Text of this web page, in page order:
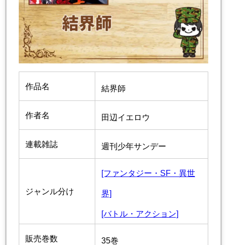
作品名 結界師
作者名 田辺イエロウ
連載雑誌 週刊少年サンデー
ジャンル分け
[ファンタジー・SF・異世
界]
[バトル・アクション]
販売巻数 35巻